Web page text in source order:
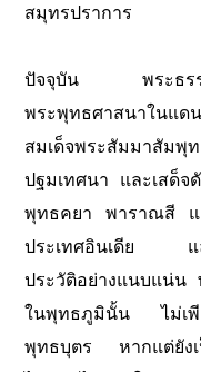
สมุทรปราการ
ปัจจุบัน พระธรรมทู
พระพุทธศาสนาในแ
สมเด็จพระสัมมาสัมพุ
ปฐมเทศนา และเสด็
พุทธคยา พาราณสี แ
ประเทศอินเดีย แล
ประวัติอย่างแนบแน่
ในพุทธภูมินั้น ไม่เพีย
พุทธบุตร หากแต่ยังเ